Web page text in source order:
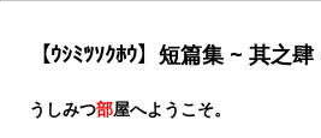
【ｳｼﾐﾂｿｸﾎｳ】短篇集 ~ 其之
うしみつ部屋へようこそ。